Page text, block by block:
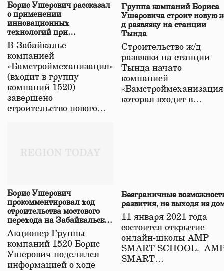
Борис Ушерович рассказал
о применении
инновационных
технологий при
строительстве нового моста
в Забайкалье
В Забайкалье
компанией
«Бамстроймеханизация»
(входит в группу
компаний 1520)
завершено
строительство нового…
Группа компаний Бориса
Ушеровича строит новую
д развязку на станции
Тында
Строительство ж/д
развязки на станции
Тында начато
компанией
которая входит в…
Борис Ушерович
прокомментировал ход
строительства мостового
перехода на Забайкальской
железной дороге
Акционер Группы
компаний 1520 Борис
Ушерович поделился
информацией о ходе
Безграничные
развития, не выходя из
11 января 2021 года
состоится открытие
онлайн-школы АМР
SMART SCHOOL.
SMART…